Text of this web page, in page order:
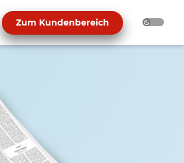
Zum Kundenbereich